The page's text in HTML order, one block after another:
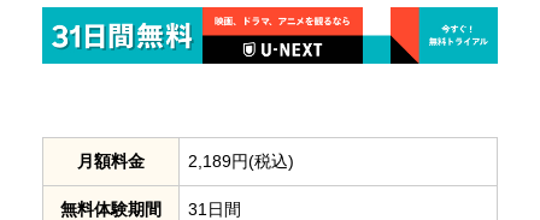
月額料金 2,189円(税込)
無料体験期間 31日間